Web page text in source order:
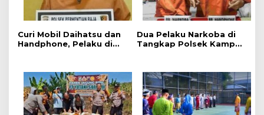
Curi Mobil Daihatsu dan
Handphone, Pelaku di
Dua Pelaku Narkoba di
Tangkap Polsek Kampar